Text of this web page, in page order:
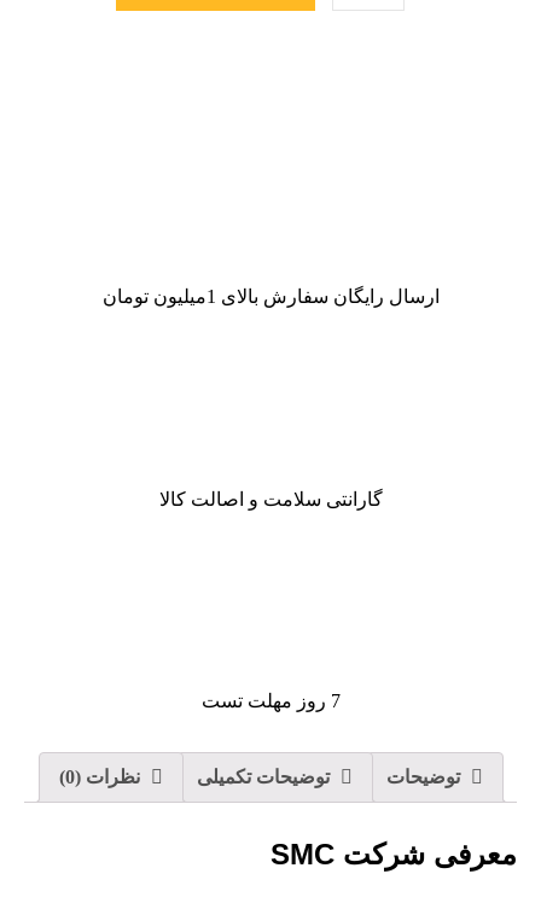
ارسال رایگان سفارش بالای 1میلیون تومان
گارانتی سلامت و اصالت کالا
7 روز مهلت تست
توضیحات توضیحات تکمیلی نظرات (0)
معرفی شرکت SMC